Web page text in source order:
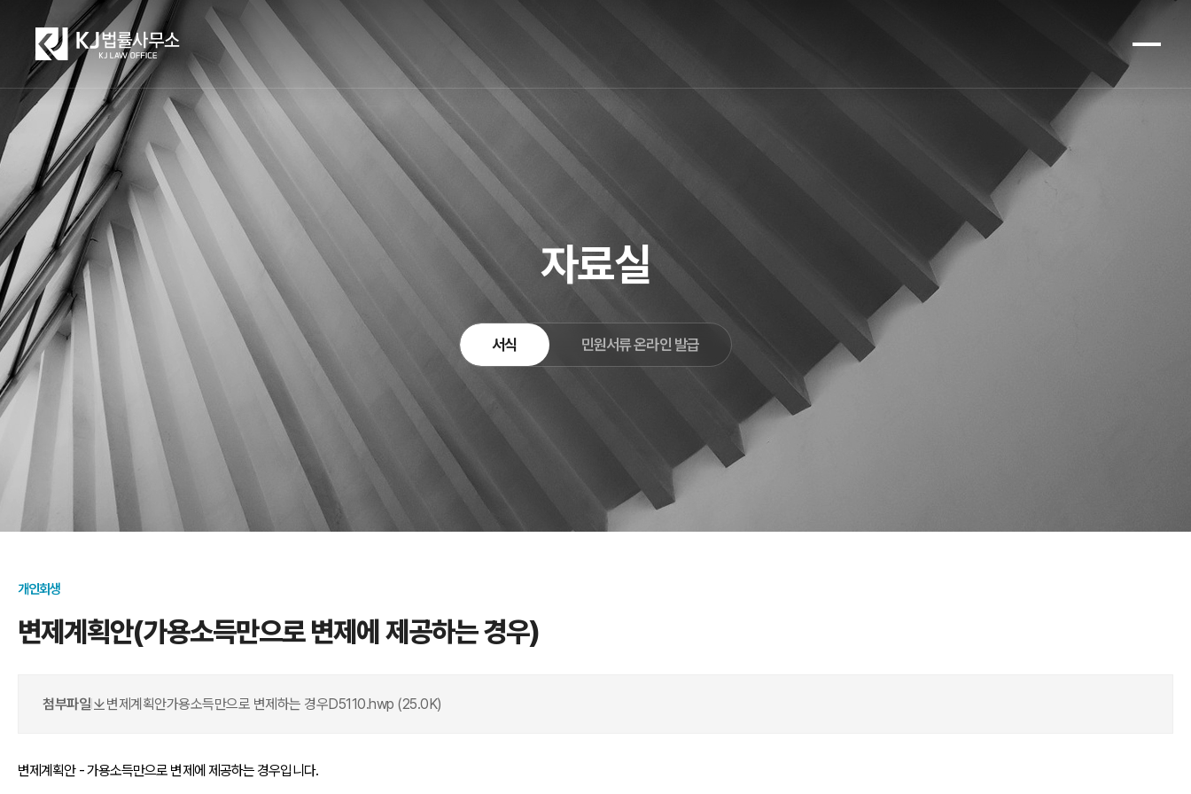
자료실
서식 민원서류 온라인 발급
개인회생
변제계획안(가용소득만으로 변제에 제공하는 경우)
첨부파일 변제계획안가용소득만으로 변제하는 경우D5110.hwp (25.0K)
변제계획안 - 가용소득만으로 변제에 제공하는 경우입니다.